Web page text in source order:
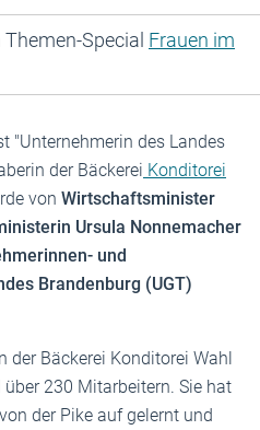
Special Frauen im
"Unternehmerin des Landes
der Bäckerei Konditorei
von Wirtschaftsminister
Ursula Nonnemacher
und
Brandenburg (UGT)
der Bäckerei Konditorei Wahl
230 Mitarbeitern. Sie hat
der Pike auf gelernt und